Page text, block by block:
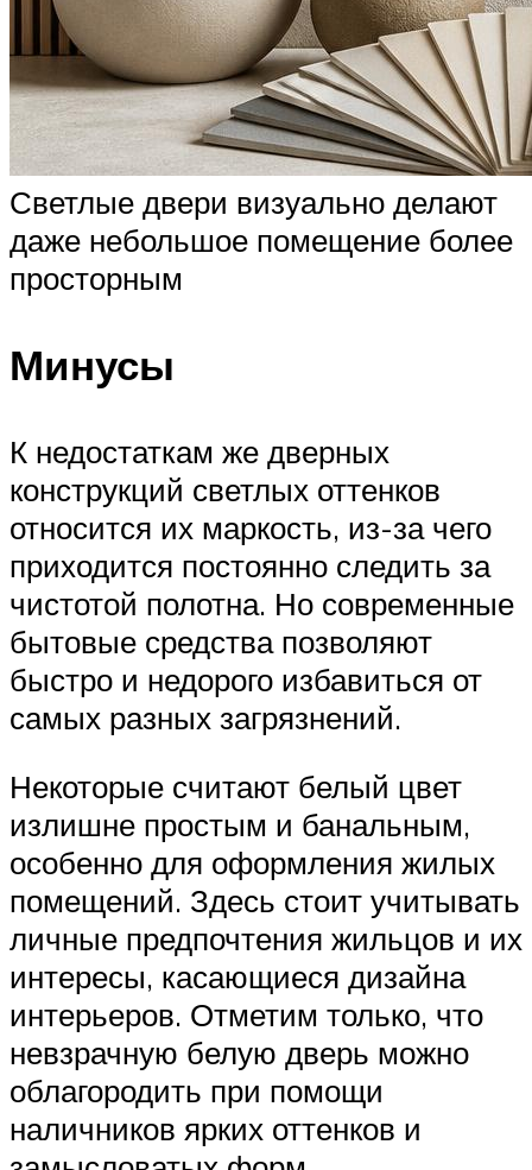
Светлые двери визуально делают
даже небольшое помещение более
просторным
Минусы
К недостаткам же дверных
конструкций светлых оттенков
относится их маркость, из-за чего
приходится постоянно следить за
чистотой полотна. Но современные
бытовые средства позволяют
быстро и недорого избавиться от
самых разных загрязнений.
Некоторые считают белый цвет
излишне простым и банальным,
особенно для оформления жилых
помещений. Здесь стоит учитывать
личные предпочтения жильцов и их
интересы, касающиеся дизайна
интерьеров. Отметим только, что
невзрачную белую дверь можно
облагородить при помощи
наличников ярких оттенков и